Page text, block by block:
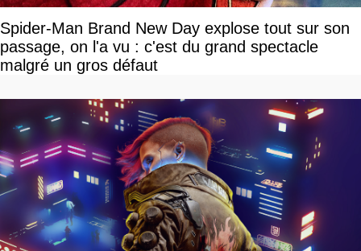
Spider-Man Brand New Day explose tout sur son
passage, on l'a vu : c'est du grand spectacle
malgré un gros défaut